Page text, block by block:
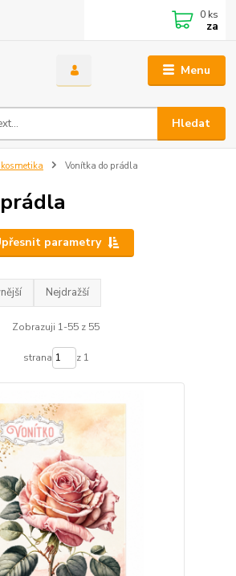
Menu
Hledat
0 ks
za
Vonítka do prádla
parametry
Nejdražší
Zobrazuji 1-55 z 55
strana z 1